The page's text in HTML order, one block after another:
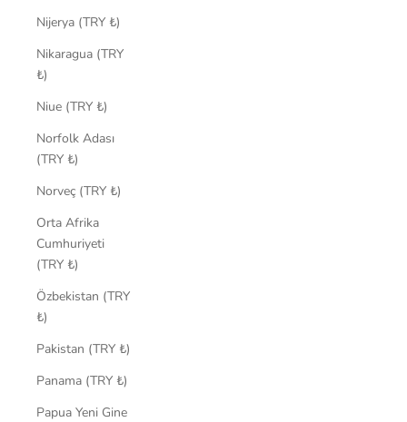
Nijerya (TRY ₺)
Nikaragua (TRY
₺)
Niue (TRY ₺)
Norfolk Adası
(TRY ₺)
Norveç (TRY ₺)
Orta Afrika
Cumhuriyeti
(TRY ₺)
Özbekistan (TRY
₺)
Pakistan (TRY ₺)
Panama (TRY ₺)
Papua Yeni Gine